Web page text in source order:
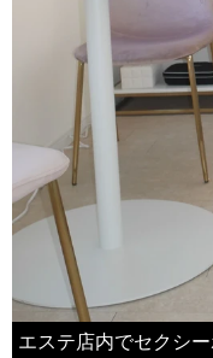
エステ店内でセクシ